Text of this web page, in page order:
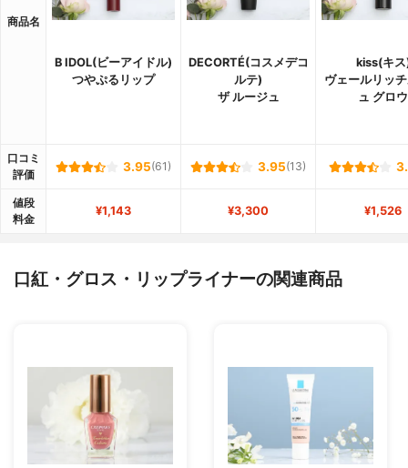
商品名
B IDOL(ビーアイドル)
つやぷるリップ
DECORTÉ(コスメデコ
ルテ)
ザ ルージュ
kiss(キ
ヴェールリッ
ュ グロウ
口コミ
評価
3.95(61) 3.95(13)
値段
料金
¥1,143 ¥3,300 ¥1,526
口紅・グロス・リップライナーの関連商品